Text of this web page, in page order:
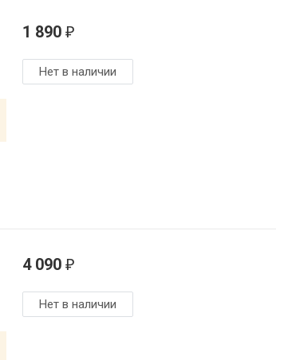
1 890 ₽
Нет в наличии
4 090 ₽
Нет в наличии